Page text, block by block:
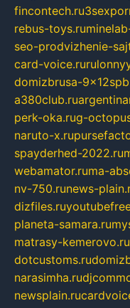
fincontech.ru
rebus-toys.ru
seo-prodvizhenie-
card-voice.ru
domizbrusa-
a380club.ru
perk-oka.rug-
naruto-x.ru
spayderhed-2022.ru
webamator.ruma-
nv-750.runews-
dizfiles.ru
planeta-samara.ru
matrasy-kemerovo.ru
dotcustoms.ru
narasimha.ru
newsplain.ru